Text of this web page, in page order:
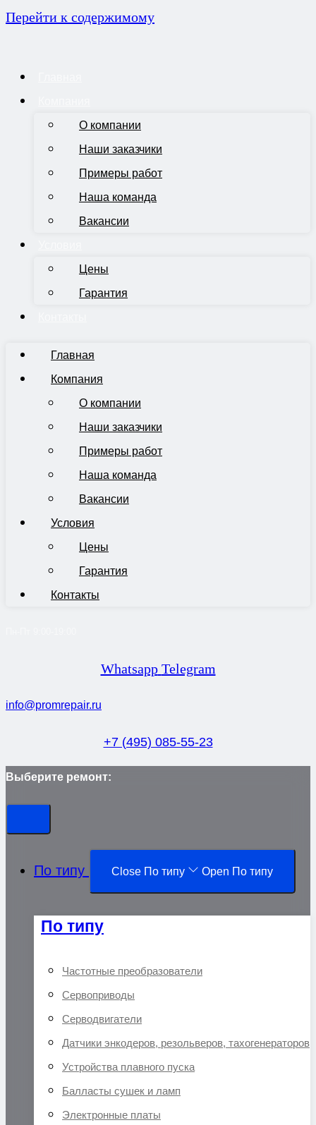
Перейти к содержимому
О компании
Наши заказчики
Примеры работ
Наша команда
Вакансии
Цены
Гарантия
Главная
Компания
О компании
Наши заказчики
Примеры работ
Наша команда
Вакансии
Условия
Цены
Гарантия
Контакты
Whatsapp Telegram
info@promrepair.ru
+7 (495) 085-55-23
Выберите ремонт:
По типу Close По типу Open По типу
По типу
Частотные преобразователи
Сервоприводы
Серводвигатели
Датчики энкодеров, резольверов, тахогенераторов
Устройства плавного пуска
Балласты сушек и ламп
Электронные платы